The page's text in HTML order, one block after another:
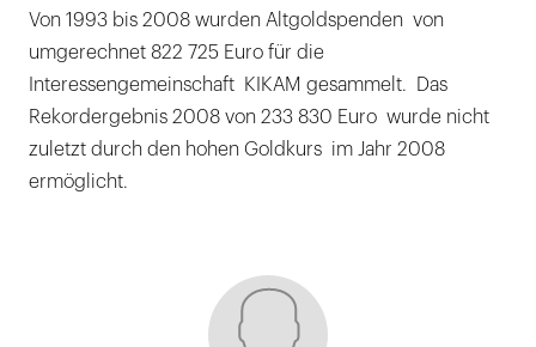
Von 1993 bis 2008 wurden Altgoldspenden von
umgerechnet 822 725 Euro für die
Interessengemeinschaft KIKAM gesammelt. Das
Rekordergebnis 2008 von 233 830 Euro wurde nicht
zuletzt durch den hohen Goldkurs im Jahr 2008
ermöglicht.